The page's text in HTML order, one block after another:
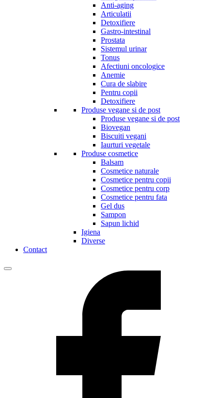
Anti-aging
Articulatii
Detoxifiere
Gastro-intestinal
Prostata
Sistemul urinar
Tonus
Afectiuni oncologice
Anemie
Cura de slabire
Pentru copii
Detoxifiere
Produse vegane si de post
Produse vegane si de post
Biovegan
Biscuiti vegani
Iaurturi vegetale
Produse cosmetice
Balsam
Cosmetice naturale
Cosmetice pentru copii
Cosmetice pentru corp
Cosmetice pentru fata
Gel dus
Sampon
Sapun lichid
Igiena
Diverse
Contact